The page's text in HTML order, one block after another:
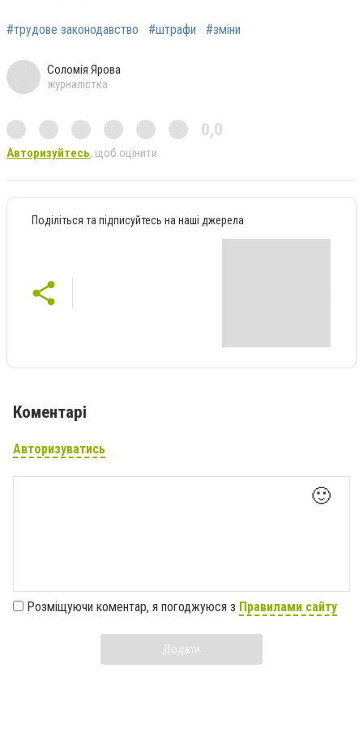
#трудове законодавство #штрафи #зміни
Соломія Ярова
журналістка
0,0
Авторизуйтесь, щоб оцінити
Поділіться та підписуйтесь на наші джерела
Коментарі
Авторизуватись
🙂
Розміщуючи коментар, я погоджуюся з Правилами сайту
Додати